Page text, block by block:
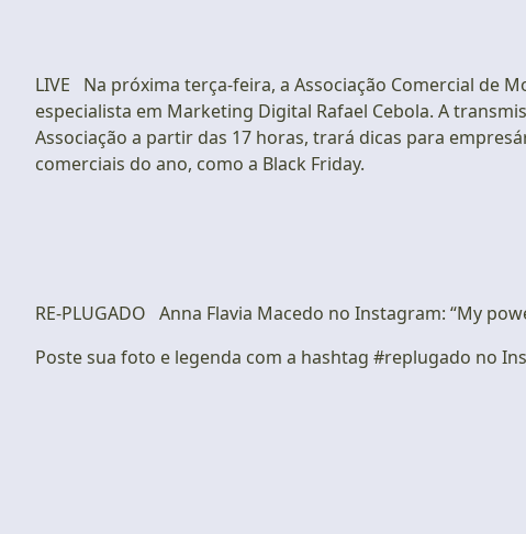
LIVE Na próxima terça-feira, a Associação Comercial de
especialista em Marketing Digital Rafael Cebola. A
Associação a partir das 17 horas, trará dicas para
comerciais do ano, como a Black Friday.
RE-PLUGADO Anna Flavia Macedo no Instagram: “My
Poste sua foto e legenda com a hashtag #replugado no